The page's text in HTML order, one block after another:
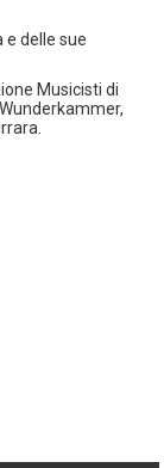
e delle sue
Musicisti di